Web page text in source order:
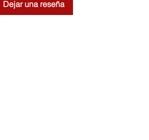
Dejar una reseña